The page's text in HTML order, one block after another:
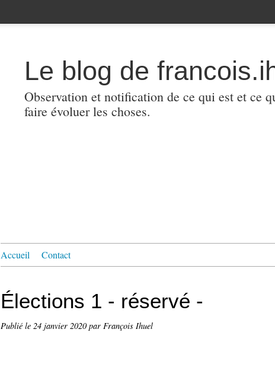
Le blog de
Observation et notification de ce qui est et ce
faire évoluer les choses.
Accueil Contact
Élections 1 - réservé -
Publié le 24 janvier 2020par François Ihuel